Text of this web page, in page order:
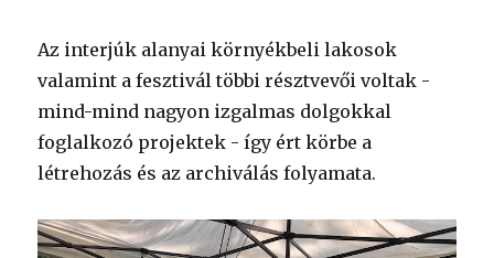
Az interjúk alanyai környékbeli lakosok
valamint a fesztivál többi résztvevői voltak -
mind-mind nagyon izgalmas dolgokkal
foglalkozó projektek - így ért körbe a
létrehozás és az archiválás folyamata.